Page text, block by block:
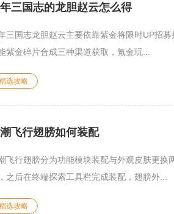
三国志的龙胆赵云怎么得
三国志龙胆赵云主要依靠紫金将限时UP招
紫金碎片合成三种渠道获取，氪金玩...
选攻略
飞行翅膀如何装配
飞行翅膀分为功能模块装配与外观皮肤更换
之后在终端探索工具栏完成装配，翅膀外...
选攻略